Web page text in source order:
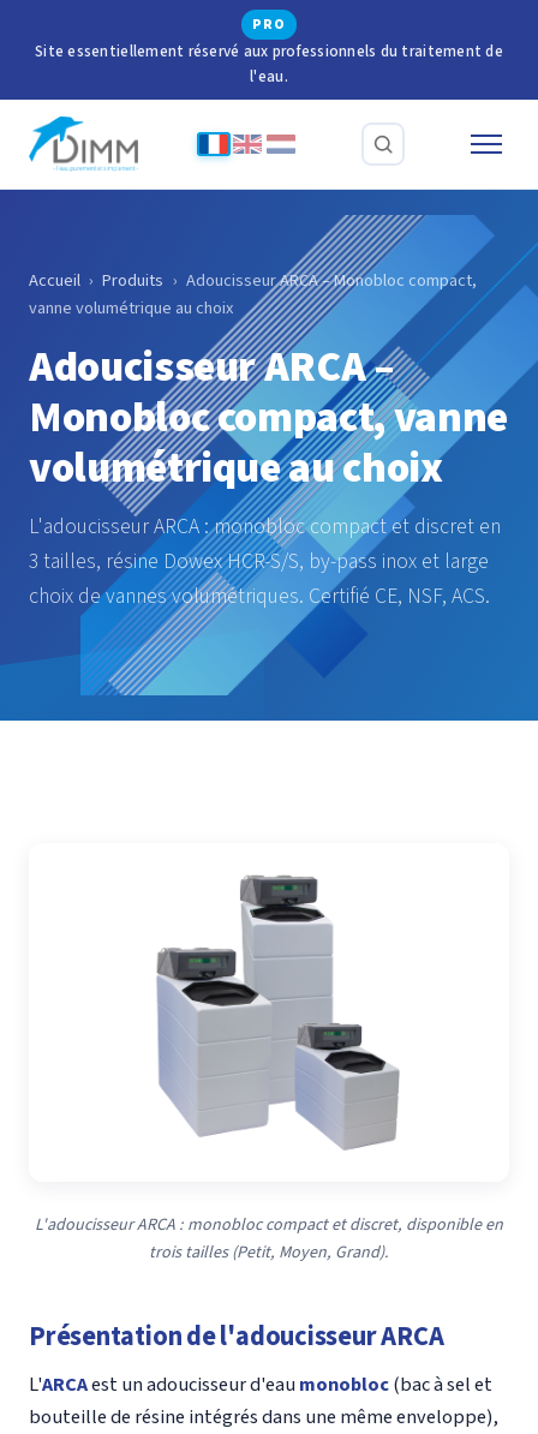
PRO
Site essentiellement réservé aux professionnels du traitement de
l'eau.
Accueil › Produits › Adoucisseur ARCA – Monobloc compact,
vanne volumétrique au choix
Adoucisseur ARCA –
Monobloc compact, vanne
volumétrique au choix
L'adoucisseur ARCA : monobloc compact et discret en
3 tailles, résine Dowex HCR-S/S, by-pass inox et large
choix de vannes volumétriques. Certifié CE, NSF, ACS.
L'adoucisseur ARCA : monobloc compact et discret, disponible en
trois tailles (Petit, Moyen, Grand).
Présentation de l'adoucisseur ARCA
L'ARCAest un adoucisseur d'eau monobloc(bac à sel et
bouteille de résine intégrés dans une même enveloppe),